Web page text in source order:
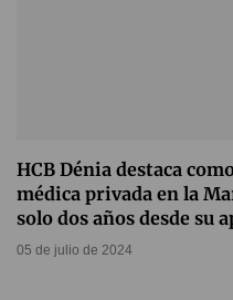
HCB Dénia destaca
médica privada en la
solo dos años desde su
05 de julio de 2024